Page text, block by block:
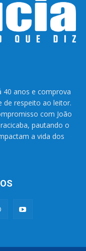
40 anos e comprova
de respeito ao leitor.
com João
pautando o
a vida dos